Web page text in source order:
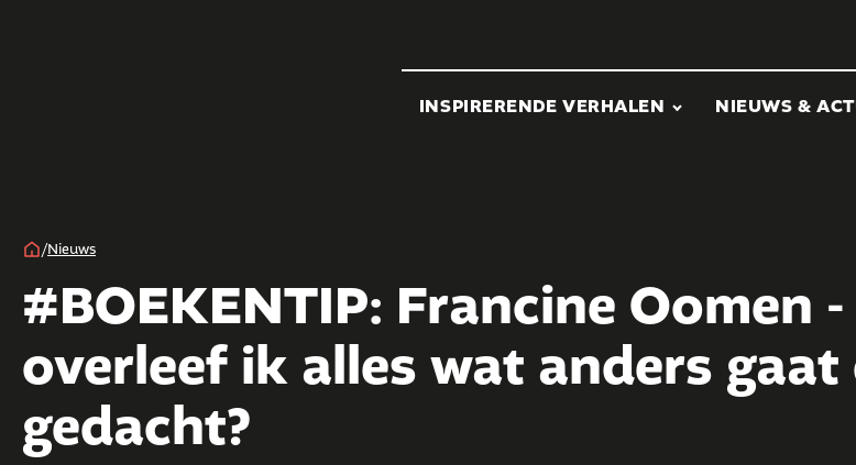
INSPIRERENDE VERHALEN NIEUWS &
/Nieuws
#BOEKENTIP: Francine Oomen
overleef ik alles wat anders gaat
gedacht?